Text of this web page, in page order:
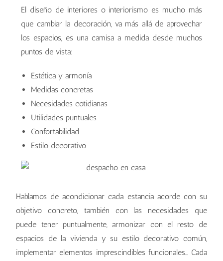
El diseño de interiores o interiorismo es mucho más
que cambiar la decoración, va más allá de aprovechar
los espacios, es una camisa a medida desde muchos
puntos de vista:
Estética y armonía
Medidas concretas
Necesidades cotidianas
Utilidades puntuales
Confortabilidad
Estilo decorativo
Hablamos de acondicionar cada estancia acorde con su
objetivo concreto, también con las necesidades que
puede tener puntualmente, armonizar con el resto de
espacios de la vivienda y su estilo decorativo común,
implementar elementos imprescindibles funcionales… Cada